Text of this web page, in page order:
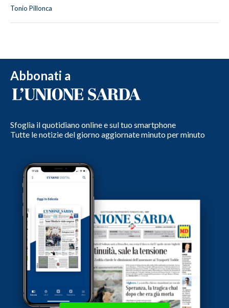
Tonio Pillonca
Abbonati a
Sfoglia il quotidiano online e sul tuo smartphone
Tutte le notizie del giorno aggiornate minuto per minuto